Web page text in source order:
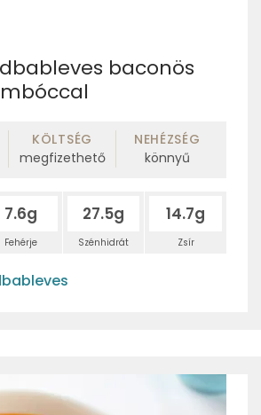
baconös
KÖLTSÉG
megfizethető
NEHÉZSÉG
könnyű
7.6g
Fehérje
27.5g
Szénhidrát
14.7g
Zsír